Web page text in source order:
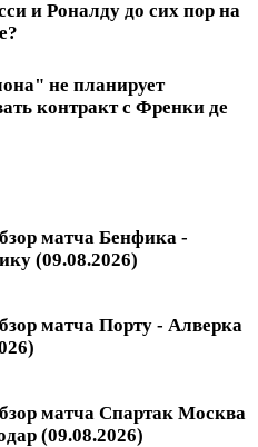
и Роналду до сих пор на
не планирует
контракт с Френки де
матча Бенфика -
(09.08.2026)
матча Порту - Алверка
матча Спартак Москва
(09.08.2026)